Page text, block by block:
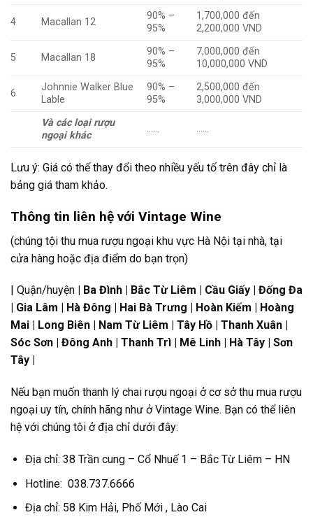
4 Macallan 12
90% –
95%
1,700,000 đến
2,200,000 VND
5 Macallan 18
90% –
95%
7,000,000 đến
10,000,000 VND
6
Johnnie Walker Blue
Lable
90% –
95%
2,500,000 đến
3,000,000 VND
Và các loại rượu
ngoại khác
…… ……
Lưu ý: Giá có thế thay đổi theo nhiều yếu tố trên đây chỉ là
bảng giá tham khảo.
Thông tin liên hệ với Vintage Wine
(chúng tội thu mua rượu ngoại khu vực Hà Nội tại nhà, tại
cửa hàng hoặc địa điểm do bạn trọn)
| Quận/huyện
| Ba Đình | Bắc Từ Liêm | Cầu Giấy | Đống Đa
| Gia Lâm | Hà Đông | Hai Bà Trưng | Hoàn Kiếm | Hoàng
Mai | Long Biên | Nam Từ Liêm | Tây Hồ | Thanh Xuân |
Sóc Sơn | Đông Anh | Thanh Trì | Mê Linh | Hà Tây | Sơn
Tây |
Nếu bạn muốn thanh lý chai rượu ngoại ở cơ sở thu mua rượu
ngoại uy tín, chính hãng như ở Vintage Wine. Bạn có thể liên
hệ với chúng tôi ở địa chỉ dưới đây:
Địa chỉ: 38 Trần cung – Cổ Nhuế 1 – Bắc Từ Liêm – HN
Hotline: 038.737.6666
Địa chỉ: 58 Kim Hải, Phố Mới , Lào Cai